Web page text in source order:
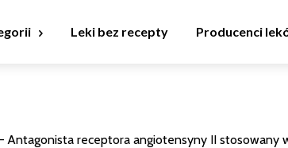
Leki bez recepty Producenci
Antagonista receptora angiotensyny II stosowany